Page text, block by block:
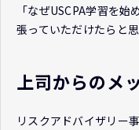
「なぜUSCPA学習を
張っていただけたらと思
上司からのメ
リスクアドバイザリー